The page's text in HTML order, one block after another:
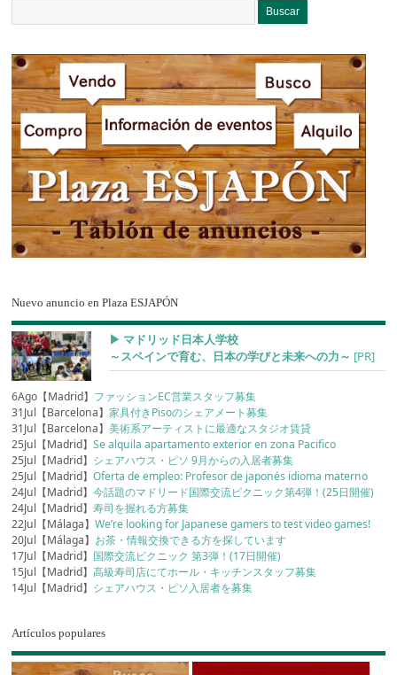
Nuevo anuncio en Plaza ESJAPÓN
▶︎ マドリッド日本人学校
～スペインで育む、日本の学びと未来への力～ [PR]
6Ago【Madrid】 ファッションEC営業スタッフ募集
31Jul【Barcelona】家具付きPisoのシェアメート募集
31Jul【Barcelona】美術系アーティストに最適なスタジオ賃貸
25Jul【Madrid】Se alquila apartamento exterior en zona Pacifico
25Jul【Madrid】 シェアハウス・ピソ 9月からの入居者募集
25Jul【Madrid】Oferta de empleo: Profesor de japonés idioma materno
24Jul【Madrid】今話題のマドリード国際交流ピクニック第4弾！(25日開催)
24Jul【Madrid】寿司を握れる方募集
22Jul【Málaga】We’re looking for Japanese gamers to test video games!
20Jul【Málaga】 お茶・情報交換できる方を探しています
17Jul【Madrid】 国際交流ピクニック 第3弾！(17日開催)
15Jul【Madrid】高級寿司店にてホール・キッチンスタッフ募集
14Jul【Madrid】 シェアハウス・ピソ入居者を募集
Artículos populares